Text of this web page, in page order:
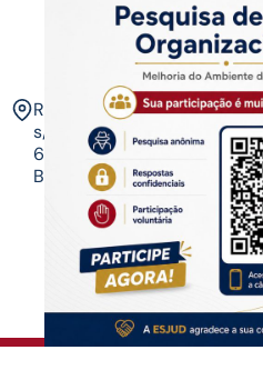
Rua Tribunal de Justiça,
s/n. Via Verde.
69.915-631 – Rio
Branco-AC.​
Copyrigth ® | Escola
Todos os direitos